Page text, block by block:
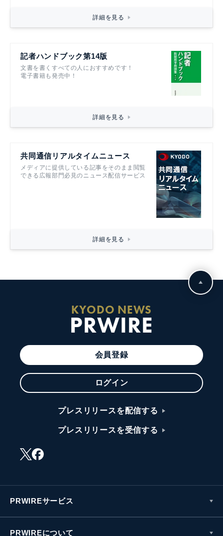
詳細を見る
記者ハンドブック第14版
文書を書くすべての人におすすめです！
電子書籍も発売中！
詳細を見る
共同通信リアルタイムニュース
メディアに提供している記事をそのまま閲覧
できる広報部門必見のニュース配信サービス
詳細を見る
KYODO NEWS
PRWIRE
会員登録
ログイン
プレスリリースを配信する
プレスリリースを受信する
PRWIREサービス
PRWIREについて